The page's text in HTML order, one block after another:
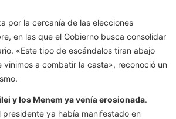
por la cercanía de las elecciones
en las que el Gobierno busca consolidar
«Este tipo de escándalos tiran abajo
a combatir la casta», reconoció un
y los Menem ya venía erosionada.
presidente ya había manifestado en